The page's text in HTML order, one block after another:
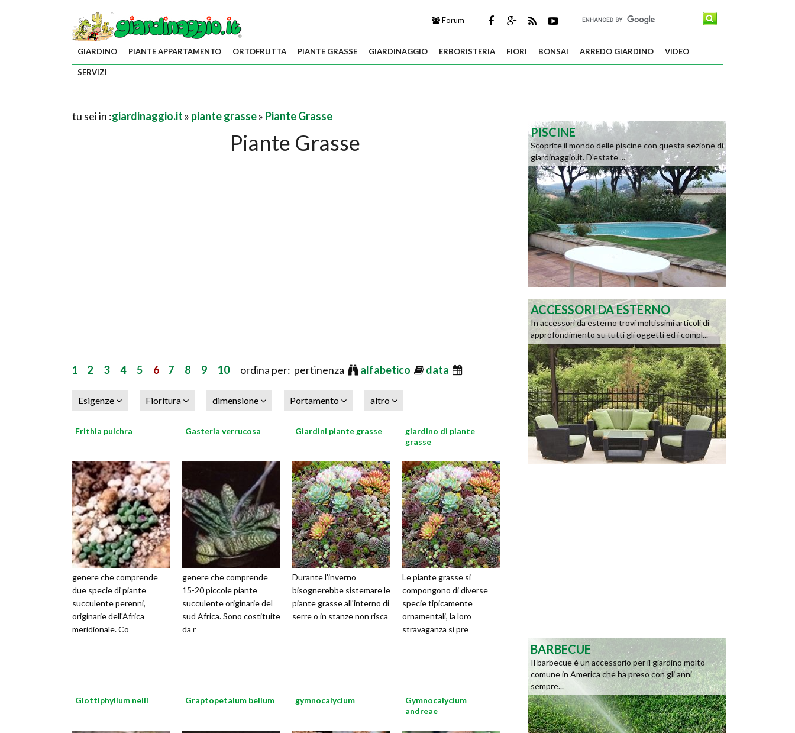
Forum
GIARDINO PIANTE APPARTAMENTO ORTOFRUTTA PIANTE GRASSE GIARDINAGGIO ERBORISTERIA FIORI BONSAI ARREDO GIARDINO VIDEO
SERVIZI
tu sei in :giardinaggio.it » piante grasse» Piante Grasse
Piante Grasse
1 2 3 4 5 6 7 8 9 10ordina per: pertinenza alfabetico data
Esigenze Fioritura dimensione Portamento altro
Frithia pulchra
genere che comprende
due specie di piante
succulente perenni,
originarie dell'Africa
meridionale. Co
Gasteria verrucosa
genere che comprende
15-20 piccole piante
succulente originarie del
sud Africa. Sono costituite
da r
Giardini piante grasse
Durante l'inverno
bisognerebbe sistemare le
piante grasse all'interno di
serre o in stanze non risca
giardino di piante
grasse
Le piante grasse si
compongono di diverse
specie tipicamente
ornamentali, la loro
stravaganza si pre
Glottiphyllum nelii Graptopetalum bellum gymnocalycium
Gymnocalycium
andreae
PISCINE
Scoprite il mondo delle piscine con questa sezione di
giardinaggio.it. D'estate ...
ACCESSORI DA ESTERNO
In accessori da esterno trovi moltissimi articoli di
approfondimento su tutti gli oggetti ed i compl...
BARBECUE
Il barbecue è un accessorio per il giardino molto
comune in America che ha preso con gli anni
sempre...